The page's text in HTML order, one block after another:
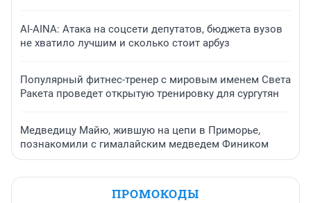
AI-AINA: Атака на соцсети депутатов, бюджета вузов
не хватило лучшим и сколько стоит арбуз
Популярный фитнес-тренер с мировым именем Света
Ракета проведет открытую тренировку для сургутян
Медведицу Майю, жившую на цепи в Приморье,
познакомили с гималайским медведем Фиником
ПРОМОКОДЫ